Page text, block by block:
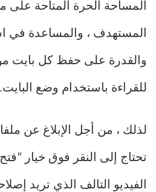
المساحة الحرة المتاحة على
المستهدف ، والمساعدة في
والقدرة على حفظ كل بايت من
للقراءة باستخدام وضع البايت.
لذلك ، من أجل الإبلاغ عن
تحتاج إلى النقر فوق خيار
الفيديو التالف الذي تريد